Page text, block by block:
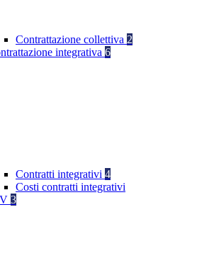
Contrattazione collettiva 2
integrativa 6
Contratti integrativi 4
Costi contratti integrativi
3